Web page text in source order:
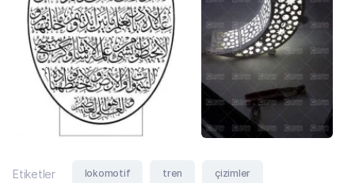
Etiketler lokomotif tren çizimler